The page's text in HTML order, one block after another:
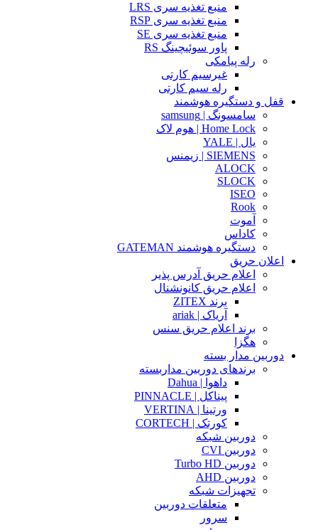
منبع تغذیه سری LRS
منبع تغذیه سری RSP
منبع تغذیه سری SE
پاور سوئیچینگ RS
رله پیامکی
غیرسیم کارتی
رله سیم کارتی
قفل و دستگیره هوشمند
سامسونگ | samsung
Home Lock | هوم لاک
یال | YALE
SIEMENS | زیمنس
ALOCK
SLOCK
ISEO
Rook
آموت
کاداس
دستگیره هوشمند GATEMAN
اعلان حریق
اعلام حریق آدرس پذیر
اعلام حریق کانونشنال
برند ZITEX
آریاک | ariak
برند اعلام حریق سنس
هگزا
دوربین مدار بسته
برندهای دوربین مداربسته
داهوا | Dahua
پیناکل | PINNACLE
ورتینا | VERTINA
کورتک | CORTECH
دوربین شبکه
دوربین CVI
دوربین Turbo HD
دوربین AHD
تجهیزات شبکه
متعلقات دوربین
سرور